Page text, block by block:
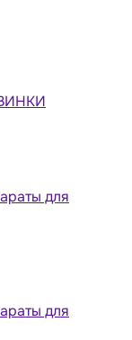
для
для